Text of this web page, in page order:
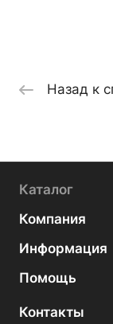
Назад к
Каталог
Компания
Информация
Помощь
Контакты